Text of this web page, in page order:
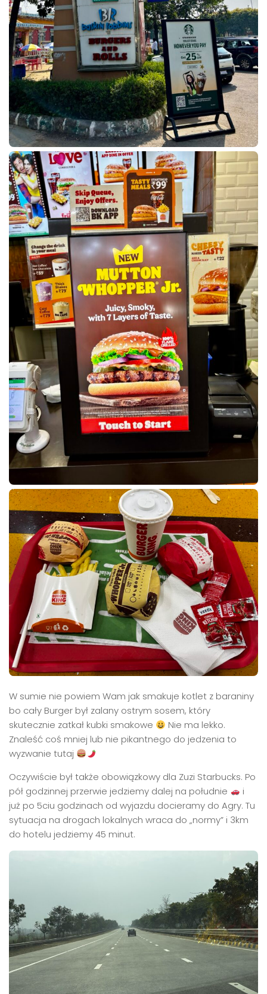
W sumie nie powiem Wam jak smakuje kotlet z baraniny
bo cały Burger był zalany ostrym sosem, który
skutecznie zatkał kubki smakowe
Nie ma lekko.
Znaleść coś mniej lub nie pikantnego do jedzenia to
wyzwanie tutaj
Oczywiście był także obowiązkowy dla Zuzi Starbucks. Po
pół godzinnej przerwie jedziemy dalej na południe
i
już po 5ciu godzinach od wyjazdu docieramy do Agry. Tu
sytuacja na drogach lokalnych wraca do „normy” i 3km
do hotelu jedziemy 45 minut.